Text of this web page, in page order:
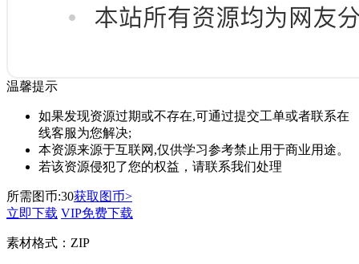
温馨提示
如果发现资源过期或不存在,可通过提交工单或者联系在
线客服为您解决;
本资源来源于互联网,仅供学习参考禁止用于商业用途。
若该资源侵犯了您的权益，请联系我们处理
所需图币:30获取图币>
立即下载 VIP免费下载
素材格式： ZIP